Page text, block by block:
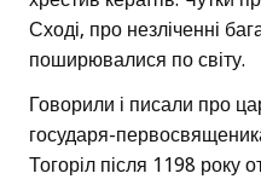
Сході, про незліченні
поширювалися по світу.
Говорили і писали про
государя-
Тогоріл після 1198 року